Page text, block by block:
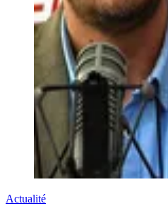
Actualité